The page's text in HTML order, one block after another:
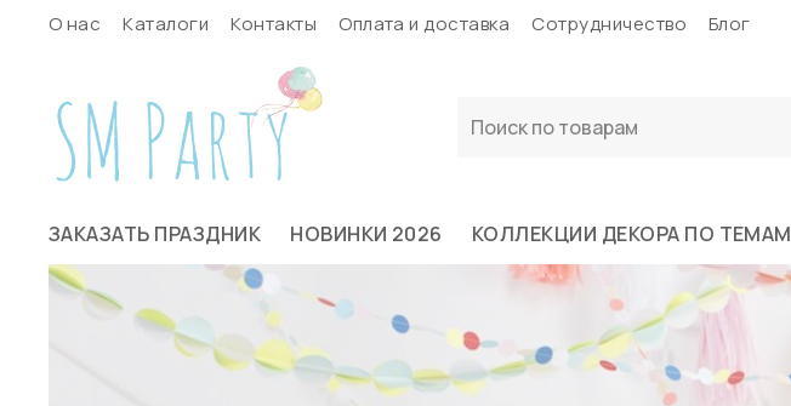
О нас Каталоги Контакты Оплата и доставка Сотрудничество Блог
ЗАКАЗАТЬ ПРАЗДНИК НОВИНКИ 2026 КОЛЛЕКЦИИ ДЕКОРА ПО ТЕМАМ